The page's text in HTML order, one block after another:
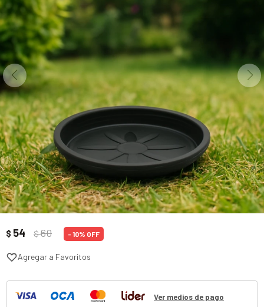
$ 54 $60 10
Ver medios de pago